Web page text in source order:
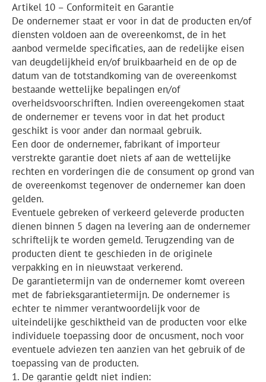
Artikel 10 – Conformiteit en Garantie
De ondernemer staat er voor in dat de producten en/of
diensten voldoen aan de overeenkomst, de in het
aanbod vermelde specificaties, aan de redelijke eisen
van deugdelijkheid en/of bruikbaarheid en de op de
datum van de totstandkoming van de overeenkomst
bestaande wettelijke bepalingen en/of
overheidsvoorschriften. Indien overeengekomen staat
de ondernemer er tevens voor in dat het product
geschikt is voor ander dan normaal gebruik.
Een door de ondernemer, fabrikant of importeur
verstrekte garantie doet niets af aan de wettelijke
rechten en vorderingen die de consument op grond van
de overeenkomst tegenover de ondernemer kan doen
gelden.
Eventuele gebreken of verkeerd geleverde producten
dienen binnen 5 dagen na levering aan de ondernemer
schriftelijk te worden gemeld. Terugzending van de
producten dient te geschieden in de originele
verpakking en in nieuwstaat verkerend.
De garantietermijn van de ondernemer komt overeen
met de fabrieksgarantietermijn. De ondernemer is
echter te nimmer verantwoordelijk voor de
uiteindelijke geschiktheid van de producten voor elke
individuele toepassing door de oncusment, noch voor
eventuele adviezen ten aanzien van het gebruik of de
toepassing van de producten.
1. De garantie geldt niet indien: